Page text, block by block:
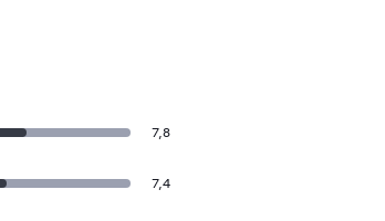
7,8
7,4